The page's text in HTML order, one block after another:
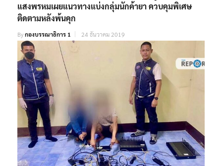
แสงพรหมเผยแนวทางแบ่งกลุ่มนักค้ายา ควบคุมพิเศษ
ติดตามหลังพ้นคุก
Byกองบรรณาธิการ 1 24 ธันวาคม 2019